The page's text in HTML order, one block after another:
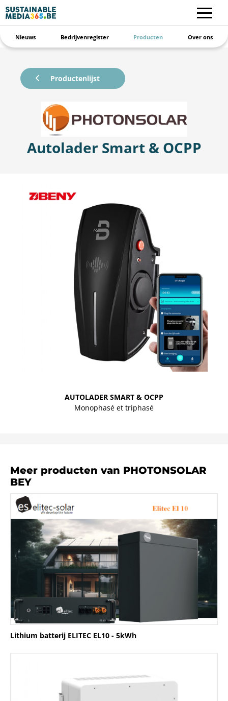
Nieuws Bedrijvenregister Producten Over ons
Meer producten van PHOTONSOLAR
BEY
Lithium batterij ELITEC EL10 - 5kWh
Productenlijst
Autolader Smart & OCPP
AUTOLADER SMART & OCPP
Monophasé et triphasé